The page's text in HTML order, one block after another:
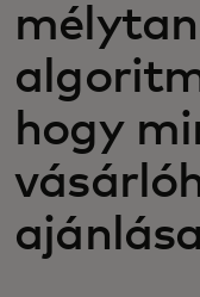
Hírek és
hogy